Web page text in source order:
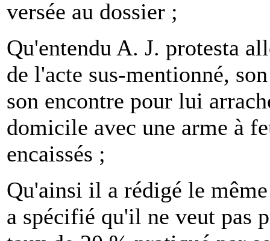
versée au dossier ;
Qu'entendu A. J. protesta
de l'acte sus-mentionné,
son encontre pour lui
domicile avec une arme à
encaissés ;
Qu'ainsi il a rédigé le
a spécifié qu'il ne veut pas